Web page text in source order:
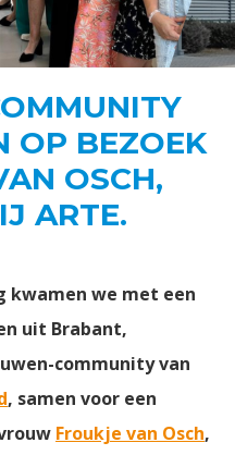
OP BEZOEK
OSCH,
ARTE.
kwamen we met een
uit Brabant,
community van
, samen voor een
Froukje van Osch,